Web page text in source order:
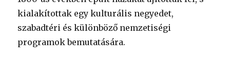
kialakítottak egy kulturális negyedet,
szabadtéri és különböző nemzetiségi
programok bemutatására.